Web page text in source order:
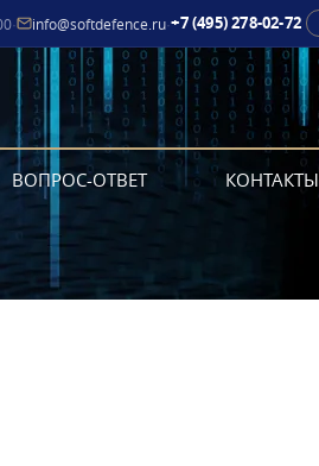
· info@softdefence.ru·+7 (495) 278-02-72
ВОПРОС-ОТВЕТ КОНТАКТЫ